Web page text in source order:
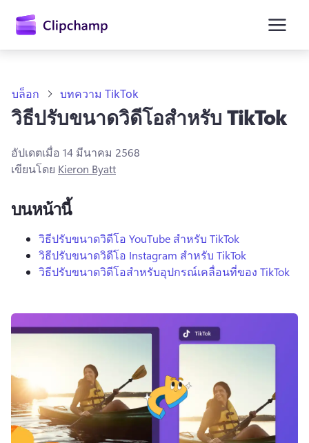
เนื้อหา
หลัก
ลงชื่อเข้าใช้
บล็อก บทความ TikTok
วิธีปรับขนาดวิดีโอสำหรับ TikTok
อัปเดตเมื่อ 14 มีนาคม 2568
เขียนโดย Kieron Byatt
บนหน้านี้
วิธีปรับขนาดวิดีโอ YouTube สำหรับ TikTok
วิธีปรับขนาดวิดีโอ Instagram สำหรับ TikTok
วิธีปรับขนาดวิดีโอสำหรับอุปกรณ์เคลื่อนที่ของ TikTok